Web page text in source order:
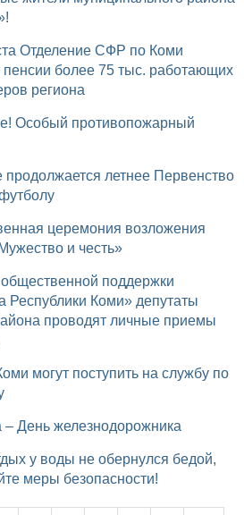
пенсии более 75 тыс. работающих
региона
и честь»
Республики Коми» депутаты
проводят личные приемы
– День железнодорожника
меры безопасности!